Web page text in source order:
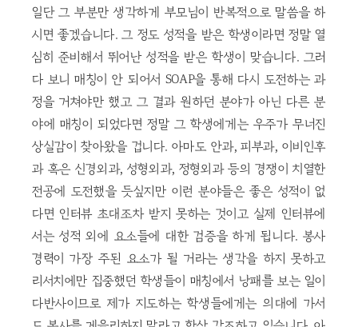
일단 그 부분만 생각하게 부모님이 반복적으로 말씀을 하
시면 좋겠습니다. 그 정도 성적을 받은 학생이라면 정말 열
심히 준비해서 뛰어난 성적을 받은 학생이 맞습니다. 그러
다 보니 매칭이 안 되어서 SOAP을 통해 다시 도전하는 과
정을 거쳐야만 했고 그 결과 원하던 분야가 아닌 다른 분
야에 매칭이 되었다면 정말 그 학생에게는 우주가 무너진
상실감이 찾아왔을 겁니다. 아마도 안과, 피부과, 이비인후
과 혹은 신경외과, 성형외과, 정형외과 등의 경쟁이 치열한
전공에 도전했을 듯싶지만 이런 분야들은 좋은 성적이 없
다면 인터뷰 초대조차 받지 못하는 것이고 실제 인터뷰에
서는 성적 외에 요소들에 대한 검증을 하게 됩니다. 봉사
경력이 가장 주된 요소가 될 거라는 생각을 하지 못하고
리서치에만 집중했던 학생들이 매칭에서 낭패를 보는 일이
다반사이므로 제가 지도하는 학생들에게는 의대에 가서